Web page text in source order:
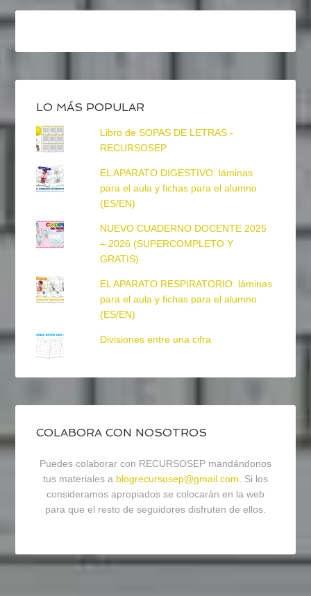
LO MÁS POPULAR
Libro de SOPAS DE LETRAS -
RECURSOSEP
EL APARATO DIGESTIVO: láminas
para el aula y fichas para el alumno
(ES/EN)
NUEVO CUADERNO DOCENTE 2025
– 2026 (SUPERCOMPLETO Y
GRATIS)
EL APARATO RESPIRATORIO: láminas
para el aula y fichas para el alumno
(ES/EN)
Divisiones entre una cifra
COLABORA CON NOSOTROS
Puedes colaborar con RECURSOSEP mandándonos
tus materiales a blogrecursosep@gmail.com. Si los
consideramos apropiados se colocarán en la web
para que el resto de seguidores disfruten de ellos.